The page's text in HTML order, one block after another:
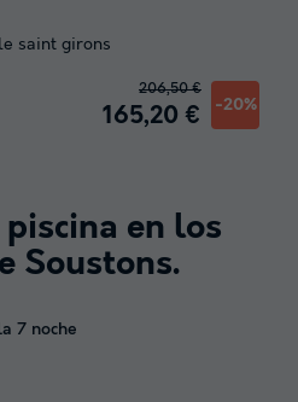
saint girons
165,20 € -20%
206,50 €
en los
Soustons.
7 noche